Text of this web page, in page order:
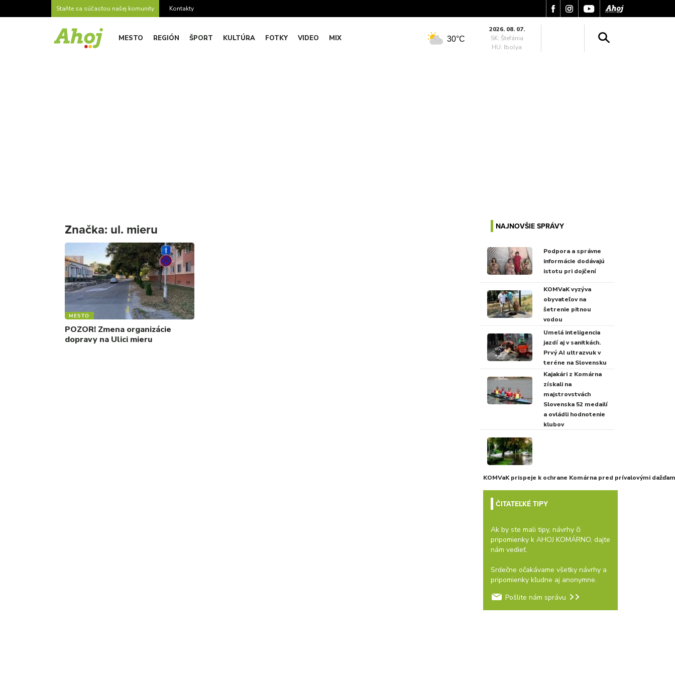
Staňte sa súčasťou našej komunity Kontakty
MESTO REGIÓN ŠPORT KULTÚRA FOTKY VIDEO MIX 30°C
2026. 08. 07.
SK: Štefánia
HU: Ibolya
Značka: ul. mieru
MESTO
POZOR! Zmena organizácie
dopravy na Ulici mieru
NAJNOVŠIE SPRÁVY
Podpora a správne
informácie dodávajú
istotu pri dojčení
KOMVaK vyzýva
obyvateľov na
šetrenie pitnou
vodou
Umelá inteligencia
jazdí aj v sanitkách.
Prvý AI ultrazvuk v
teréne na Slovensku
Kajakári z Komárna
získali na
majstrovstvách
Slovenska 52 medailí
a ovládli hodnotenie
klubov
KOMVaK prispeje k ochrane Komárna pred prívalovými
ČITATEĽKÉ TIPY
Ak by ste mali tipy, návrhy či
pripomienky k AHOJ KOMÁRNO, dajte
nám vedieť.
Srdečne očakávame všetky návrhy a
pripomienky kľudne aj anonymne.
Pošlite nám správu